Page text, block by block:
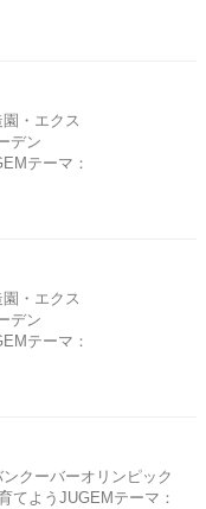
・エクス
デン
テーマ：
・エクス
デン
テーマ：
クーバーオリンピック
てようJUGEMテーマ：